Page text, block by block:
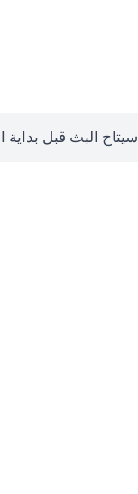
سيتاح البث قبل